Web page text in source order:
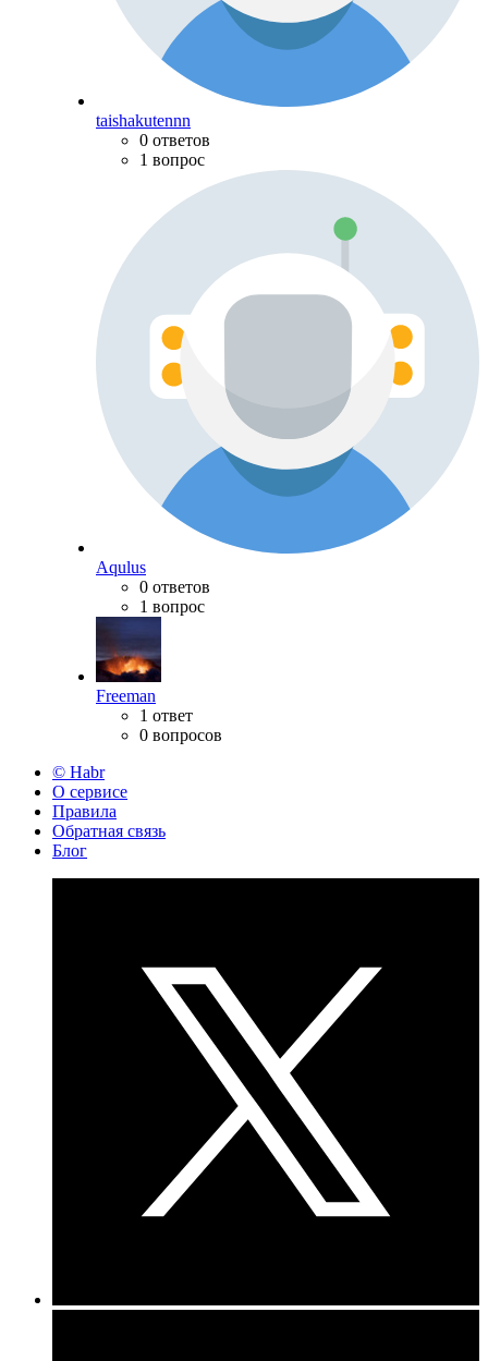
taishakutennn
0 ответов
1 вопрос
Aqulus
0 ответов
1 вопрос
Freeman
1 ответ
0 вопросов
© Habr
О сервисе
Правила
Обратная связь
Блог